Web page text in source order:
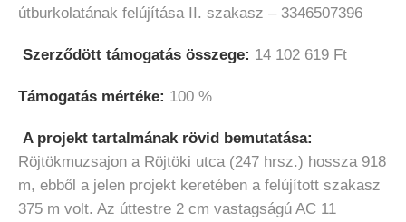
útburkolatának felújítása II. szakasz – 3346507396
Szerződött támogatás összege: 14 102 619 Ft
Támogatás mértéke: 100 %
A projekt tartalmának rövid bemutatása:
Röjtökmuzsajon a Röjtöki utca (247 hrsz.) hossza 918
m, ebből a jelen projekt keretében a felújított szakasz
375 m volt. Az úttestre 2 cm vastagságú AC 11